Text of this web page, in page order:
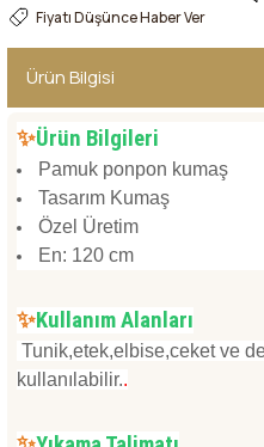
Fiyatı Düşünce Haber Ver
Ürün Bilgisi
✨Ürün Bilgileri
Pamuk ponpon kumaş
Tasarım Kumaş
Özel Üretim
En: 120 cm
✨Kullanım Alanları
Tunik,etek,elbise,ceket ve
kullanılabilir..